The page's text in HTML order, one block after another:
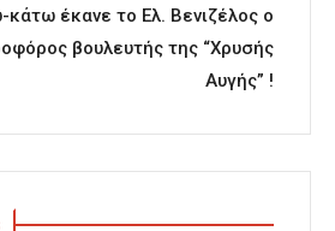
κάτω έκανε το Ελ. Βενιζέλος ο
βουλευτής της “Χρυσής
Αυγής” !